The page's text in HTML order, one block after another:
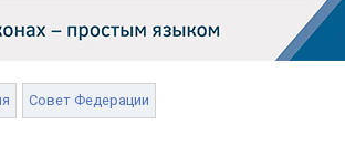
Совет Федерации